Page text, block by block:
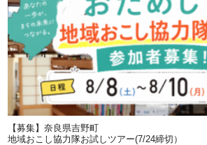
【募集】奈良県吉野町
地域おこし協力隊お試しツアー(7/24締切）